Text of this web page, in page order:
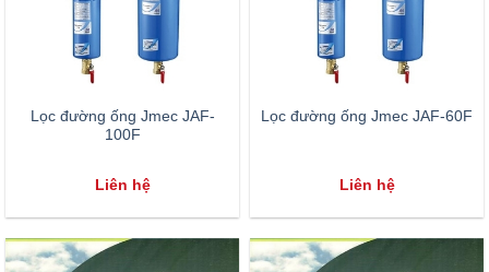
Lọc đường ống Jmec JAF-
100F
Liên hệ
Lọc đường ống Jmec JAF-60F
Liên hệ